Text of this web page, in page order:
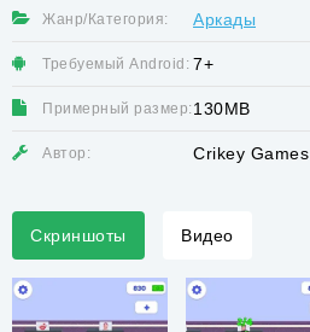
Жанр/Категория: Аркады
Требуемый Android: 7+
Примерный размер: 130MB
Автор: Crikey Games
Скриншоты Видео